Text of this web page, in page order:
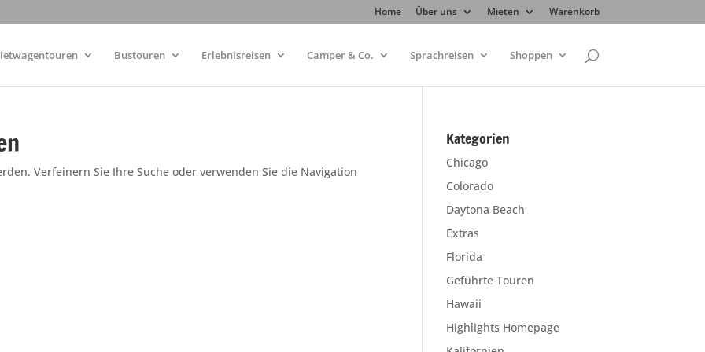
Home Über uns Mieten Warenkorb
Bustouren Erlebnisreisen Camper & Co. Sprachreisen Shoppen
Verfeinern Sie Ihre Suche oder verwenden Sie die Navigation
Kategorien
Chicago
Colorado
Daytona Beach
Extras
Florida
Geführte Touren
Hawaii
Highlights Homepage